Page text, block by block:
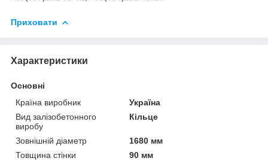
Приховати
Характеристики
Основні
Країна виробник
Україна
Вид залізобетонного
виробу
Кільце
Зовнішній діаметр
1680 мм
Товщина стінки
90 мм